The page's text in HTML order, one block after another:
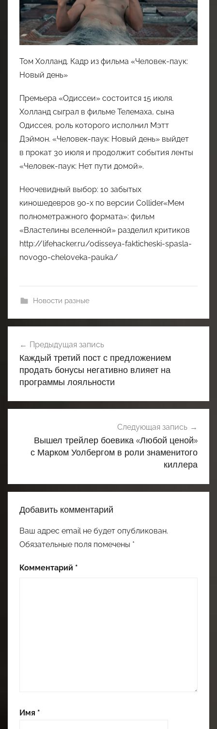
Том Холланд. Кадр из фильма «Человек-паук:
Новый день»
Премьера «Одиссеи» состоится 15 июля.
Холланд сыграл в фильме Телемаха, сына
Одиссея, роль которого исполнил Мэтт
Дэймон. «Человек-паук: Новый день» выйдет
в прокат 30 июля и продолжит события ленты
«Человек-паук: Нет пути домой».
Неочевидный выбор: 10 забытых
киношедевров 90-х по версии Collider«Мем
полнометражного формата»: фильм
«Властелины вселенной» разделил критиков
http://lifehacker.ru/odisseya-fakticheski-spasla-
novogo-cheloveka-pauka/
Новости разные
по
записям
Предыдущая запись
Каждый третий пост с предложением
продать бонусы негативно влияет на
программы лояльности
Следующая запись
Вышел трейлер боевика «Любой ценой»
с Марком Уолбергом в роли знаменитого
киллера
Добавить комментарий
Ваш адрес email не будет опубликован.
Обязательные поля помечены *
Комментарий *
Имя *